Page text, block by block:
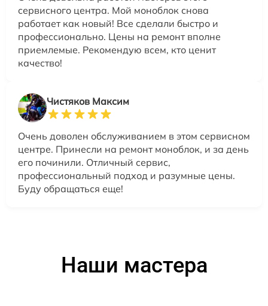
сервисного центра. Мой моноблок снова
работает как новый! Все сделали быстро и
профессионально. Цены на ремонт вполне
приемлемые. Рекомендую всем, кто ценит
качество!
Чистяков Максим
Очень доволен обслуживанием в этом сервисном
центре. Принесли на ремонт моноблок, и за день
его починили. Отличный сервис,
профессиональный подход и разумные цены.
Буду обращаться еще!
Наши мастера